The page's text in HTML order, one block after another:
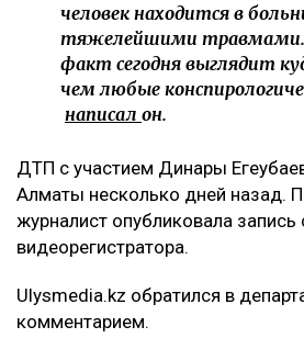
человек находится в
тяжелейшими
факт сегодня выглядит
чем любые
написал он.
ДТП с участием Динары
Алматы несколько дней назад.
журналист опубликовала запись
видеорегистратора.
Ulysmedia.kz обратился в
комментарием.